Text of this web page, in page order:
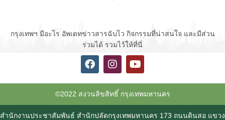
กรุงเทพฯ มีอะไร อัพเดทข่าวสารฉับไว กิจกรรมที่น่าสนใจ และมีส่วน
ร่วมได้ รวมไว้ให้ที่นี่
©2022 สงวนลิขสิทธิ์ กรุงเทพมหานคร
สำนักงานประชาสัมพันธ์ สำนักปลัดกรุงเทพมหานคร 173 ถนนดินสอ แขวง